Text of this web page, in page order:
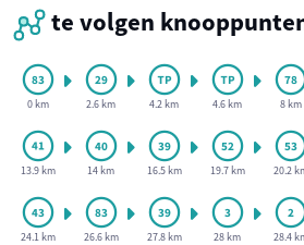
te volgen
0 km 2.6 km 4.2 km 4.6 km 8 km
13.9 km 14 km 16.5 km 19.7 km 20.2
24.1 km 26.6 km 27.8 km 28 km 28.4